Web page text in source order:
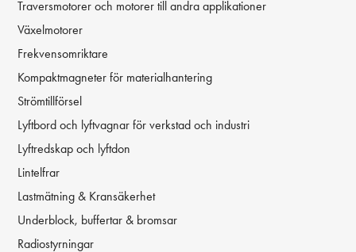
Traversmotorer och motorer till andra applikationer
Växelmotorer
Frekvensomriktare
Kompaktmagneter för materialhantering
Strömtillförsel
Lyftbord och lyftvagnar för verkstad och industri
Lyftredskap och lyftdon
Lintelfrar
Lastmätning & Kransäkerhet
Underblock, buffertar & bromsar
Radiostyrningar